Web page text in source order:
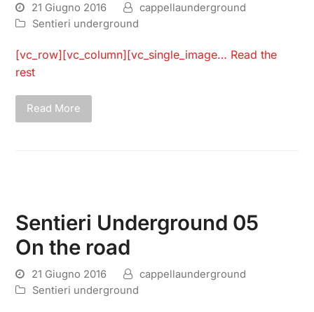
21 Giugno 2016
cappellaunderground
Sentieri underground
[vc_row][vc_column][vc_single_image… Read the
rest
Read More
Sentieri Underground 05
On the road
21 Giugno 2016
cappellaunderground
Sentieri underground